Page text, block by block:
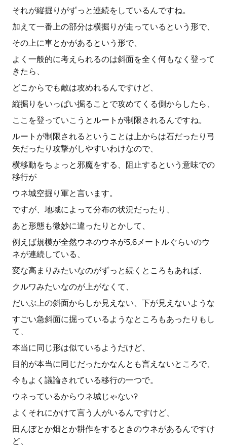
それが縦掘りがずっと連続をしているんですね。
加えて一番上の部分は横掘りが走っているという形で、
その上に車とかがあるという形で、
よく一般的に考えられるのは斜面を全く何もなく登って
きたら、
どこからでも敵は攻めれるんですけど、
縦掘りをいっぱい掘ることで攻めてくる側からしたら、
ここを登っていこうとルートが制限されるんですね。
ルートが制限されるということは上からは石だったり弓
矢だったり攻撃がしやすいわけなので、
横移動をちょっと邪魔をする、阻止するという意味での
移行が
ウネ城空掘り軍と言います。
ですが、地域によって分布の状況だったり、
あと形態も微妙に違ったりとかして、
例えば規模が全然ウネのウネが5,6メートルぐらいのウ
ネが連続している、
変な高まりみたいなのがずっと続くところもあれば、
クルワみたいなのが上がなくて、
だいぶ上の斜面からしか見えない、下が見えないような
すごい急斜面に掘っているようなところもあったりもし
て、
本当に同じ形は似ているようだけど、
目的が本当に同じだったかなんとも言えないところで、
今もよく議論されている移行の一つで。
ウネっているからウネ城じゃない?
よくそれにかけて言う人がいるんですけど、
田んぼとか畑とか耕作をするときのウネがあるんですけ
ど、